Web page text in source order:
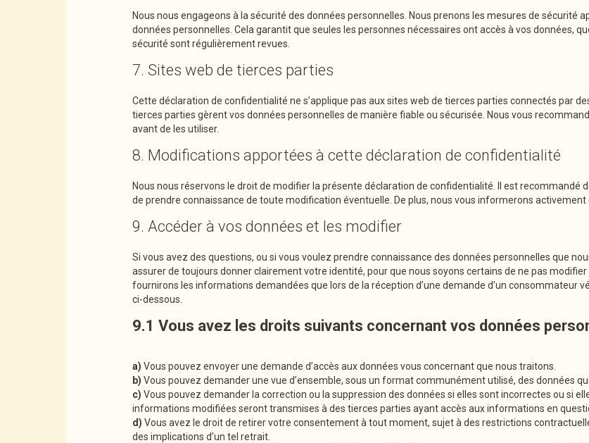
Nous nous engageons à la sécurité des données personnelles. Nous prenons les mesures de sécurité
données personnelles. Cela garantit que seules les personnes nécessaires ont accès à vos données,
sécurité sont régulièrement revues.
7. Sites web de tierces parties
Cette déclaration de confidentialité ne s’applique pas aux sites web de tierces parties connectés par
tierces parties gèrent vos données personnelles de manière fiable ou sécurisée. Nous vous
avant de les utiliser.
8. Modifications apportées à cette déclaration de confidentialité
Nous nous réservons le droit de modifier la présente déclaration de confidentialité. Il est
de prendre connaissance de toute modification éventuelle. De plus, nous vous informerons activement
9. Accéder à vos données et les modifier
Si vous avez des questions, ou si vous voulez prendre connaissance des données personnelles que
assurer de toujours donner clairement votre identité, pour que nous soyons certains de ne pas
fournirons les informations demandées que lors de la réception d’une demande d’un consommateur
ci-dessous.
9.1 Vous avez les droits suivants concernant vos données
Vous pouvez envoyer une demande d’accès aux données vous concernant que nous traitons.
Vous pouvez demander une vue d’ensemble, sous un format communément utilisé, des données
Vous pouvez demander la correction ou la suppression des données si elles sont incorrectes ou si
informations modifiées seront transmises à des tierces parties ayant accès aux informations en
Vous avez le droit de retirer votre consentement à tout moment, sujet à des restrictions
des implications d’un tel retrait.